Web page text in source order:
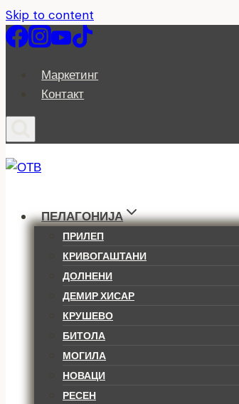
Skip to content
Маркетинг
Контакт
ПЕЛАГОНИЈА
ПРИЛЕП
КРИВОГАШТАНИ
ДОЛНЕНИ
ДЕМИР ХИСАР
КРУШЕВО
БИТОЛА
МОГИЛА
НОВАЦИ
РЕСЕН